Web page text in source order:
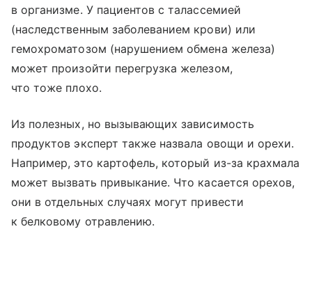
в организме. У пациентов с талассемией
(наследственным заболеванием крови) или
гемохроматозом (нарушением обмена железа)
может произойти перегрузка железом,
что тоже плохо.
Из полезных, но вызывающих зависимость
продуктов эксперт также назвала овощи и орехи.
Например, это картофель, который из-за крахмала
может вызвать привыкание. Что касается орехов,
они в отдельных случаях могут привести
к белковому отравлению.